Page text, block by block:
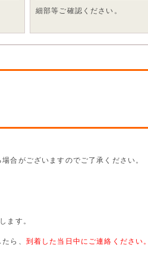
細部等ご確認ください。
合がございますのでご了承ください。
ます。
ら、 到着した当日中にご連絡ください。